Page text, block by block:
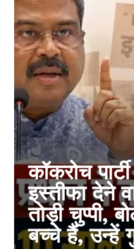
AIN NEWS
Contact Us
About Us
Privacy Policy
Terms of Use
Facebook
X
कॉकरोच
इस्तीफा देने
तोड़ी चुप्पी,
बच्चे हैं, उन्हें